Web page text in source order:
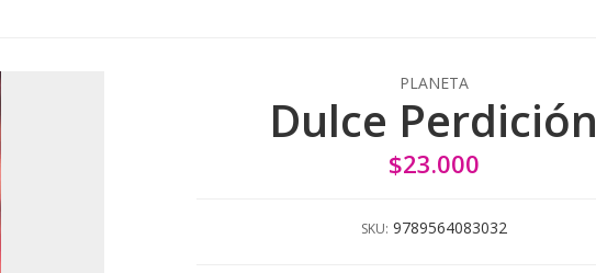
PLANETA
Dulce Perdición
$23.000
SKU: 9789564083032